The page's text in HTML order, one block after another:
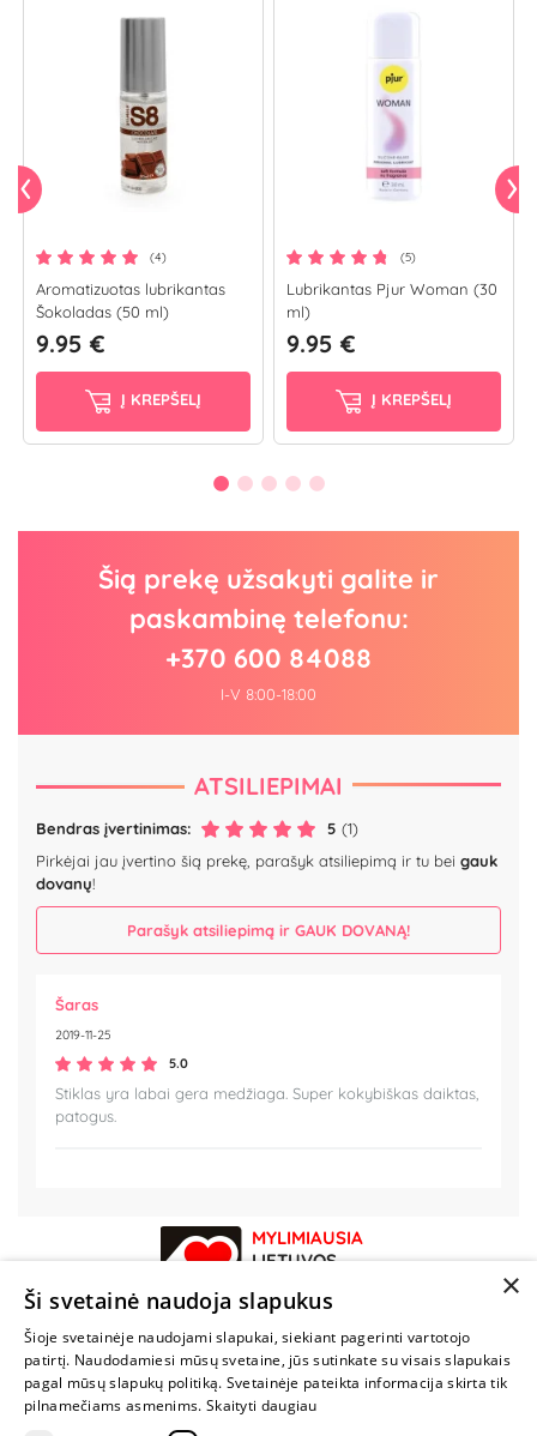
(4)
Aromatizuotas lubrikantas
Šokoladas (50 ml)
9.95 €
Į KREPŠELĮ
(5)
Lubrikantas Pjur Woman (30
ml)
9.95 €
Į KREPŠELĮ
Šią prekę užsakyti galite ir
paskambinę telefonu:
+370 600 84088
I-V 8:00-18:00
ATSILIEPIMAI
Bendras įvertinimas: 5 (1)
Pirkėjai jau įvertino šią prekę, parašyk atsiliepimą ir tu bei gauk
dovanų!
Parašyk atsiliepimą ir GAUK DOVANĄ!
Šaras
2019-11-25
5.0
Stiklas yra labai gera medžiaga. Super kokybiškas daiktas,
patogus.
MYLIMIAUSIA
LIETUVOS
PARDUOTUVĖ
NENUSTOK
ŽAISTI
×
Ši svetainė naudoja slapukus
Šioje svetainėje naudojami slapukai, siekiant pagerinti vartotojo
patirtį. Naudodamiesi mūsų svetaine, jūs sutinkate su visais slapukais
pagal mūsų slapukų politiką. Svetainėje pateikta informacija skirta tik
pilnamečiams asmenims. Skaityti daugiau